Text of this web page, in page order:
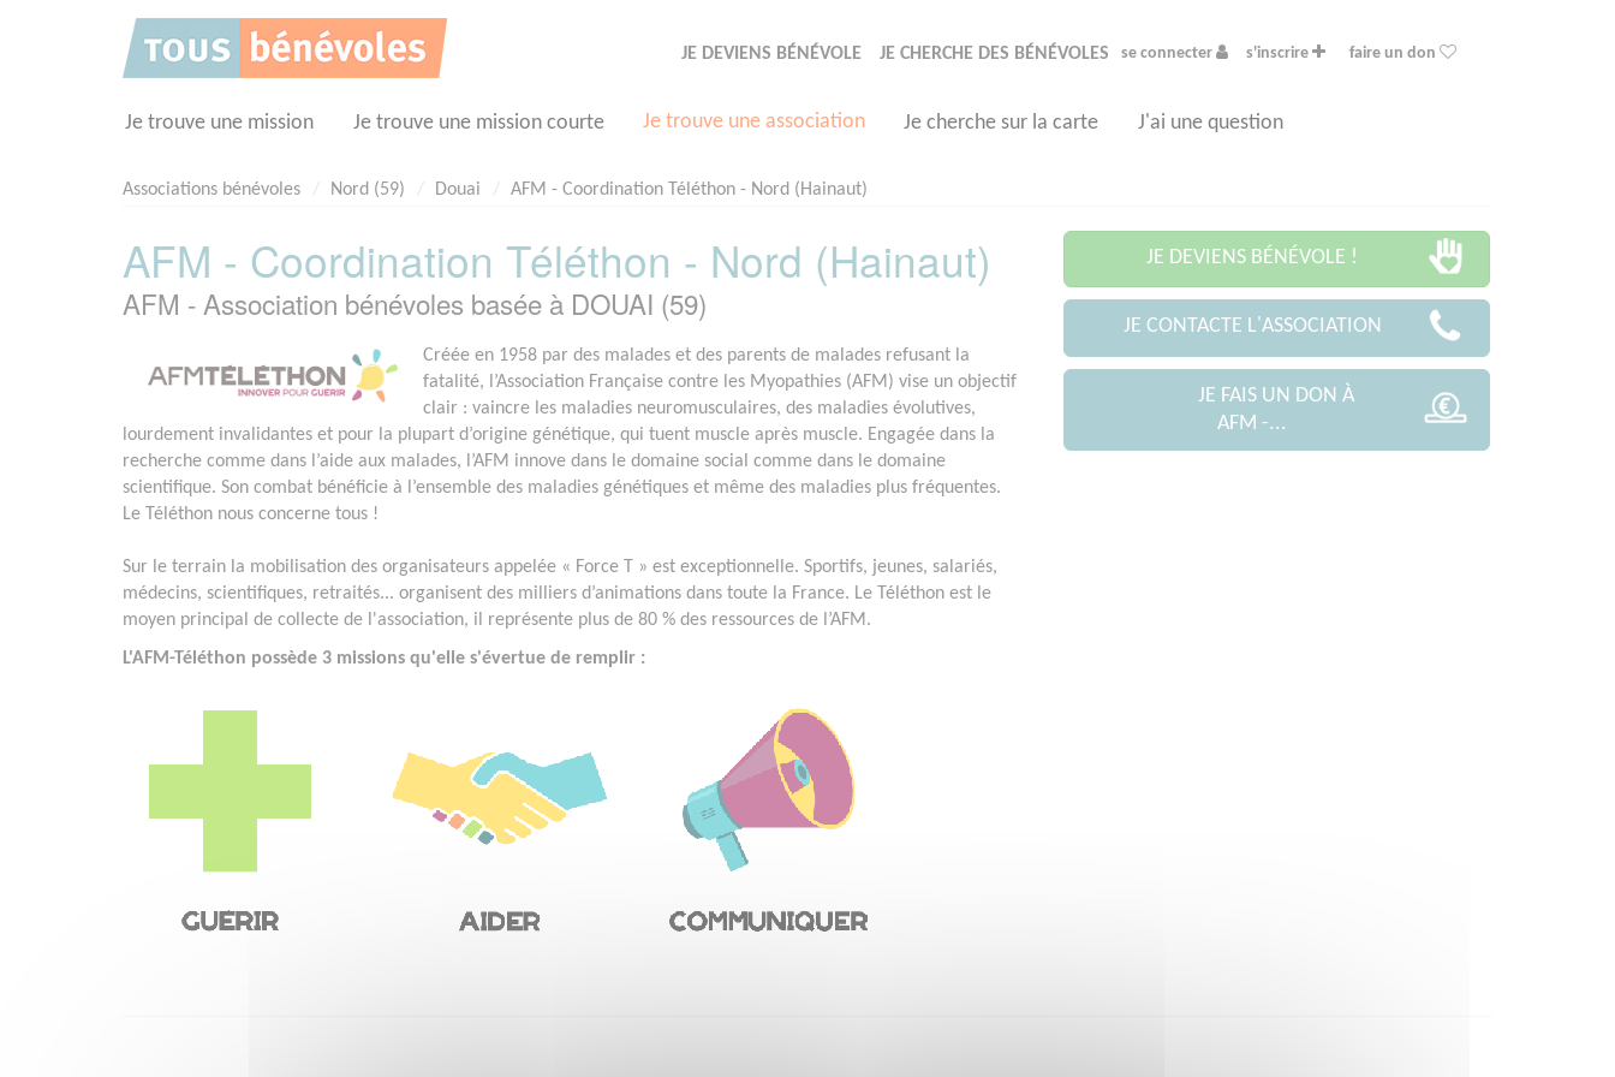
JE DEVIENS BÉNÉVOLE JE CHERCHE DES BÉNÉVOLES se connecter s'inscrire faire un don
Je trouve une mission Je trouve une mission courte Je trouve une association Je cherche sur la carte J'ai une question
Associations bénévoles Nord (59) Douai AFM - Coordination Téléthon - Nord (Hainaut)
AFM - Coordination Téléthon - Nord (Hainaut)
AFM - Association bénévoles basée à DOUAI (59)
Créée en 1958 par des malades et des parents de malades refusant la
fatalité, l’Association Française contre les Myopathies (AFM) vise un objectif
clair : vaincre les maladies neuromusculaires, des maladies évolutives,
lourdement invalidantes et pour la plupart d’origine génétique, qui tuent muscle après muscle. Engagée dans la
recherche comme dans l’aide aux malades, l’AFM innove dans le domaine social comme dans le domaine
scientifique. Son combat bénéficie à l’ensemble des maladies génétiques et même des maladies plus fréquentes.
Le Téléthon nous concerne tous !
Sur le terrain la mobilisation des organisateurs appelée « Force T » est exceptionnelle. Sportifs, jeunes, salariés,
médecins, scientifiques, retraités... organisent des milliers d’animations dans toute la France. Le Téléthon est le
moyen principal de collecte de l'association, il représente plus de 80 % des ressources de l’AFM.
L'AFM-Téléthon possède 3 missions qu'elle s'évertue de remplir :
JE DEVIENS BÉNÉVOLE !
JE CONTACTE L'ASSOCIATION
JE FAIS UN DON À
AFM -...